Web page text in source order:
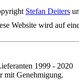
Stefan Deiters
Website wird auf
1999 - 2020
mit Genehmigung.